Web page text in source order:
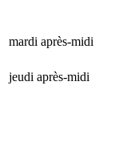
mardi après-midi
jeudi après-midi